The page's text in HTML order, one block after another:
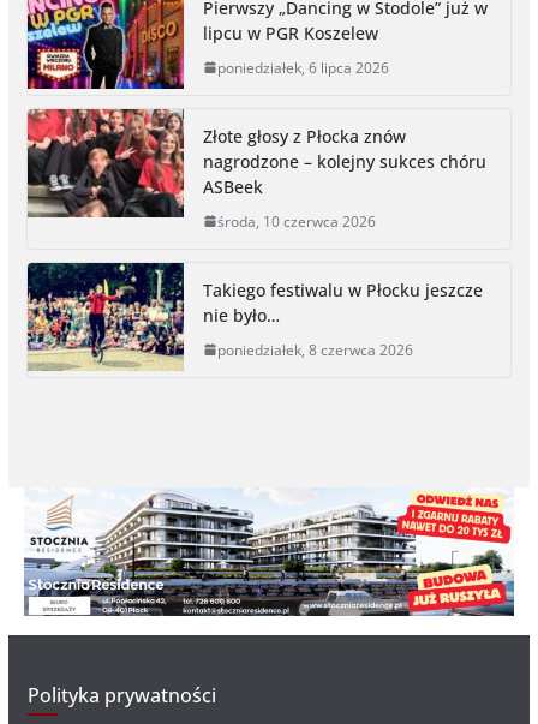
b
o
o
k
e
n
g
e
r
t
e
r
L
n
l
t
e
Pierwszy „Dancing w Stodole” już w
lipcu w PGR Koszelew
poniedziałek, 6 lipca 2026
Złote głosy z Płocka znów
nagrodzone – kolejny sukces chóru
ASBeek
środa, 10 czerwca 2026
Takiego festiwalu w Płocku jeszcze
nie było…
poniedziałek, 8 czerwca 2026
Polityka prywatności